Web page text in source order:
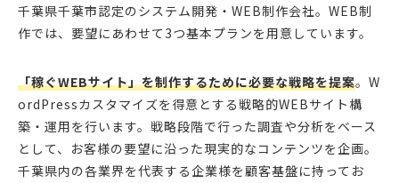
千葉県千葉市認定のシステム開発・WEB制作会社。WEB制
作では、要望にあわせて3つ基本プランを用意しています。
「稼ぐWEBサイト」を制作するために必要な戦略を提案。W
ordPressカスタマイズを得意とする戦略的WEBサイト構
築・運用を行います。戦略段階で行った調査や分析をベース
として、お客様の要望に沿った現実的なコンテンツを企画。
千葉県内の各業界を代表する企業様を顧客基盤に持ってお